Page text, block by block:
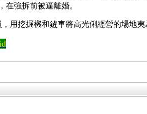
強拆前被逼離婚。
用挖掘機和鏟車將高光俐經營的場地夷